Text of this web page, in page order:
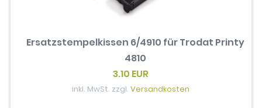
Ersatzstempelkissen 6/4910 für Trodat Printy
4810
3.10 EUR
inkl. MwSt. zzgl.Versandkosten